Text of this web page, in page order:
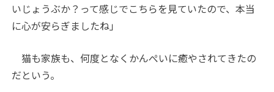
いじょうぶか？って感じでこちらを見ていたので、本当
に心が安らぎましたね」
猫も家族も、何度となくかんぺいに癒やされてきたの
だという。